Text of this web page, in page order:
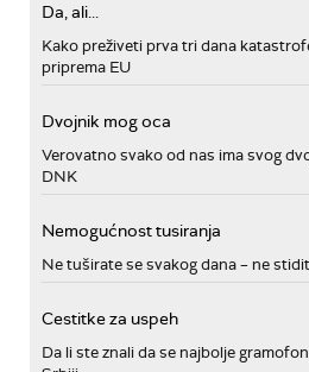
Da, ali...
Kako preživeti prva tri dana
priprema EU
Dvojnik mog oca
Verovatno svako od nas ima svog
DNK
Nemogućnost tusiranja
Ne tuširate se svakog dana – ne
Cestitke za uspeh
Da li ste znali da se najbolje